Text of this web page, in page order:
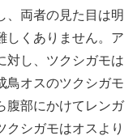
、両者の見た目は明
しくありません。ア
対し、ツクシガモは
鳥オスのツクシガモ
腹部にかけてレンガ
クシガモはオスより